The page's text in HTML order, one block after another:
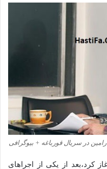
در سریال قورباغه + بیوگرافی
کرد،بعد از یکی از اجراهای